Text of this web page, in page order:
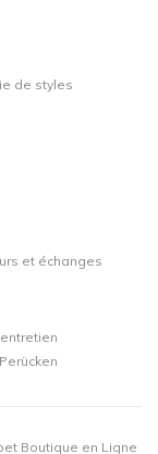
de styles
et échanges
Boutique en Ligne